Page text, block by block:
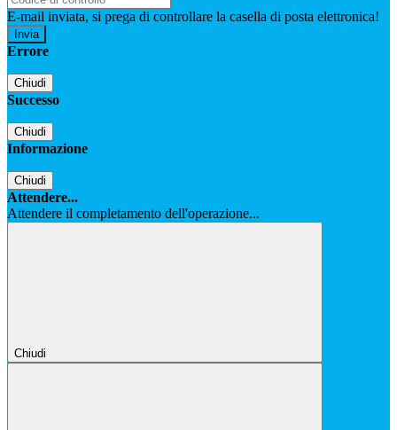
E-mail inviata, si prega di controllare la casella di posta elettronica!
Errore
Chiudi
Successo
Chiudi
Informazione
Chiudi
Attendere...
Attendere il completamento dell'operazione...
Chiudi